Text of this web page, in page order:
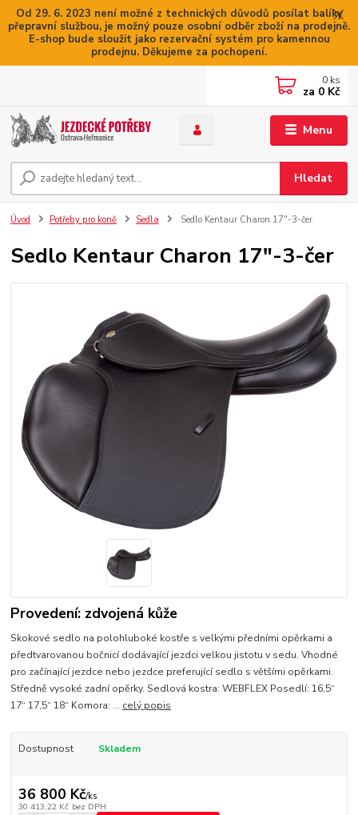
Od 29. 6. 2023 není možné z technických důvodů posílat balíky
přepravní službou, je možný pouze osobní odběr zboží na prodejně.
E-shop bude sloužit jako rezervační systém pro kamennou
prodejnu. Děkujeme za pochopení.
Menu
Hledat
0 ks
za 0 Kč
Úvod Potřeby pro koně Sedla Sedlo Kentaur Charon 17"-3-čer
Sedlo Kentaur Charon 17"-3-čer
Provedení: zdvojená kůže
Skokové sedlo na polohluboké kostře s velkými předními opěrkami a
předtvarovanou bočnicí dodávající jezdci velkou jistotu v sedu. Vhodné
pro začínající jezdce nebo jezdce preferující sedlo s většími opěrkami.
Středně vysoké zadní opěrky. Sedlová kostra: WEBFLEX Posedlí: 16,5“
17“ 17,5“ 18“ Komora: ... celý popis
Dostupnost Skladem
36 800 Kč/ks
30 413,22 Kč bez DPH